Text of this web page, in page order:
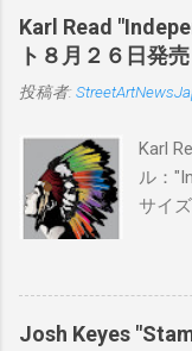
日(
BLUE/
ン：
Karl Read
ト８月２６日発売
投稿者:
Karl
ル：
サイ
ドフ
25）
Josh Keyes